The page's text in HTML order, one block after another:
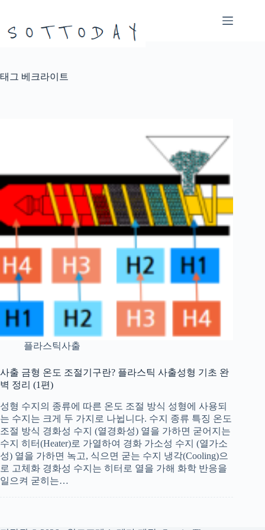
으
뛰
태그 베크라이트
플라스틱사출
사출 금형 온도 조절기구란? 플라스틱 사출성형 기초 완
벽 정리 (1편)
성형 수지의 종류에 따른 온도 조절 방식 성형에 사용되
는 수지는 크게 두 가지로 나뉩니다. 수지 종류 특징 온도
조절 방식 경화성 수지 (열경화성) 열을 가하면 굳어지는
수지 히터(Heater)로 가열하여 경화 가소성 수지 (열가소
성) 열을 가하면 녹고, 식으면 굳는 수지 냉각(Cooling)으
로 고체화 경화성 수지는 히터로 열을 가해 화학 반응을
일으켜 굳히는…